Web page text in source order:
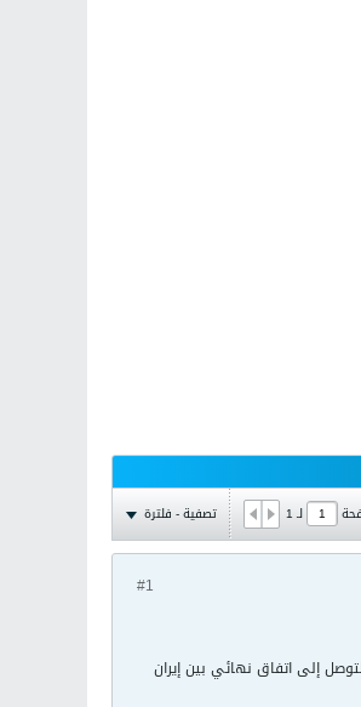
لـ1 تصفية - فلترة
#1
إلى اتفاق نهائي بين إيران